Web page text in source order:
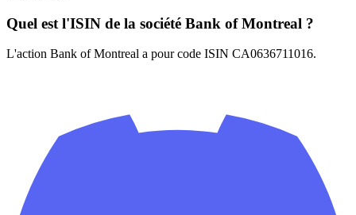
Quel est l'ISIN de la société Bank of Montreal ?
L'action Bank of Montreal a pour code ISIN CA0636711016.